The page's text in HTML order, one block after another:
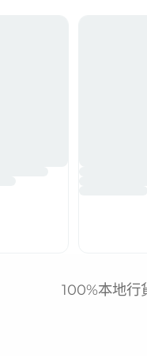
100%本地行